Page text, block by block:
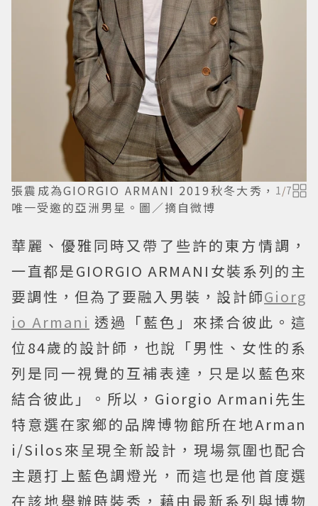
張震成為GIORGIO ARMANI 2019秋冬大秀，
唯一受邀的亞洲男星。圖／摘自微博
1/7
華麗、優雅同時又帶了些許的東方情調，
一直都是GIORGIO ARMANI女裝系列的主
要調性，但為了要融入男裝，設計師Giorg
io Armani 透過「藍色」來揉合彼此。這
位84歲的設計師，也說「男性、女性的系
列是同一視覺的互補表達，只是以藍色來
結合彼此」。所以，Giorgio Armani先生
特意選在家鄉的品牌博物館所在地Arman
i/Silos來呈現全新設計，現場氛圍也配合
主題打上藍色調燈光，而這也是他首度選
在該地舉辦時裝秀，藉由最新系列與博物